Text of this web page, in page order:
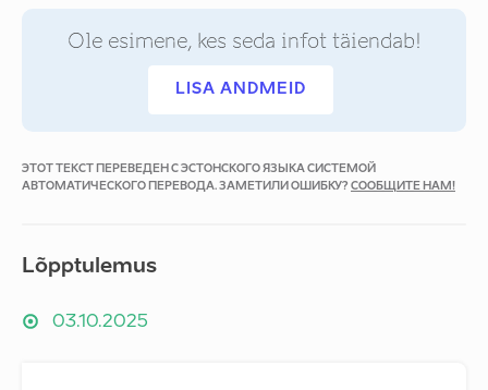
Ole esimene, kes seda infot täiendab!
LISA ANDMEID
ЭТОТ ТЕКСТ ПЕРЕВЕДЕН С ЭСТОНСКОГО ЯЗЫКА СИСТЕМОЙ
АВТОМАТИЧЕСКОГО ПЕРЕВОДА. ЗАМЕТИЛИ ОШИБКУ? СООБЩИТЕ НАМ!
Lõpptulemus
03.10.2025